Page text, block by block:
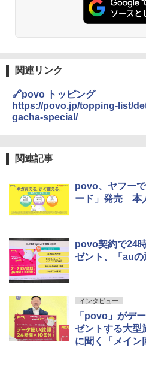
関連リンク
🔗povo トッピング
https://povo.jp/topping-list/
gacha-special/
関連記事
povo、ヤフー
ード」発売 本
povo契約で24
ゼント、「auの
インタビュー
「povo」がデ
ゼントする大
に聞く「メイン